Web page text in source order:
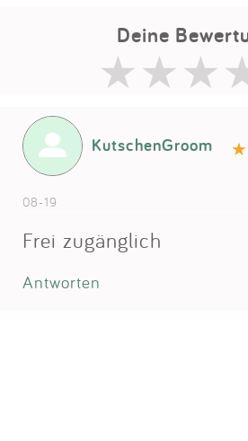
Deine
KutschenGroom
08-19
Frei zugänglich
Antworten